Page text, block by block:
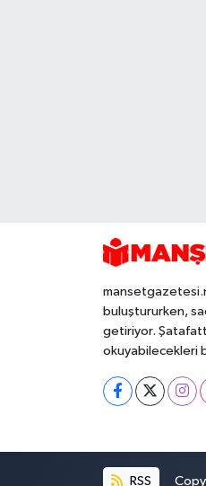
buluştururken,
getiriyor.
okuyabilecekleri
RSS